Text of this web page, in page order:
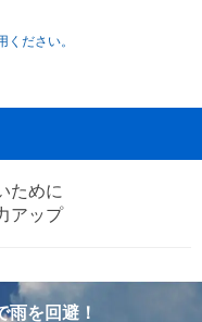
ださい。
ために
アップ
雨を回避！